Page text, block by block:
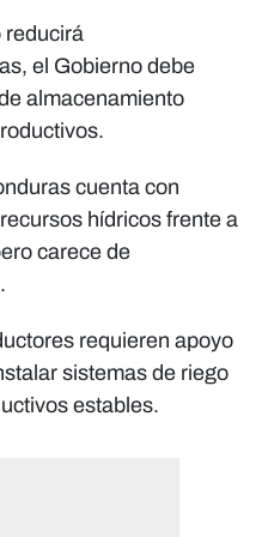
reducirá
el Gobierno debe
almacenamiento
cuenta con
hídricos frente a
carece de
requieren apoyo
sistemas de riego
estables.